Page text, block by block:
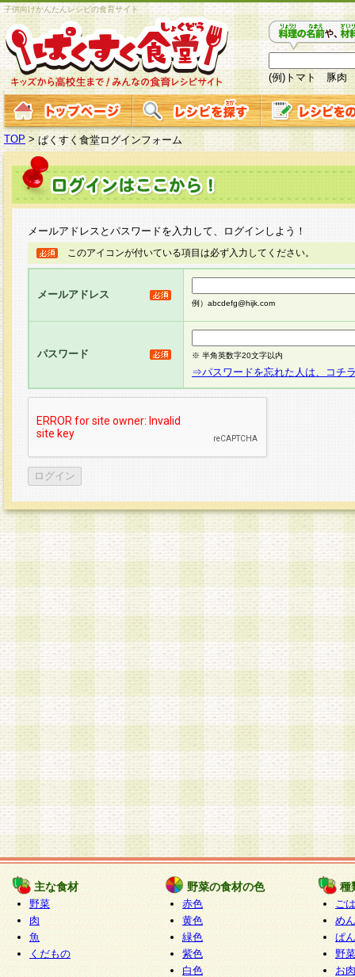
子供向けかんたんレシピの食育サイト
(例)トマト 豚肉
TOP > ぱくすく食堂ログインフォーム
メールアドレスとパスワードを入力して、ログインしよう！
このアイコンが付いている項目は必ず入力してください。
メールアドレス
例）abcdefg@hijk.com
パスワード ※ 半角英数字20文字以内
⇒パスワードを忘れた人は、コチ
主な食材
野菜
肉
魚
くだもの
野菜の食材の色
赤色
黄色
緑色
紫色
白色
種
ご
めん
ぱん
野
お